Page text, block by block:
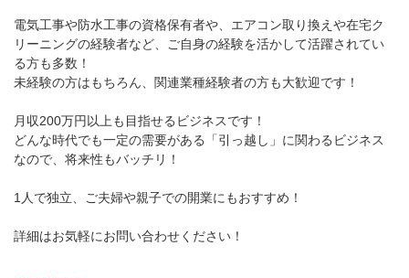
電気工事や防水工事の資格保有者や、エアコン取り換えや在宅ク
リーニングの経験者など、ご自身の経験を活かして活躍されてい
る方も多数！
未経験の方はもちろん、関連業種経験者の方も大歓迎です！
月収200万円以上も目指せるビジネスです！
どんな時代でも一定の需要がある「引っ越し」に関わるビジネス
なので、将来性もバッチリ！
1人で独立、ご夫婦や親子での開業にもおすすめ！
詳細はお気軽にお問い合わせください！